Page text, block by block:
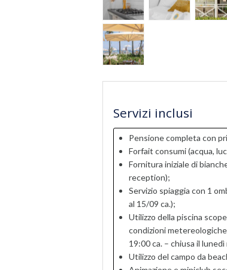
Servizi inclusi
Pensione completa con
Forfait consumi (acqua,
Fornitura iniziale di
reception);
Servizio spiaggia con 1
al 15/09 ca.);
Utilizzo della piscina
condizioni
19:00 ca. – chiusa il
Utilizzo del campo da